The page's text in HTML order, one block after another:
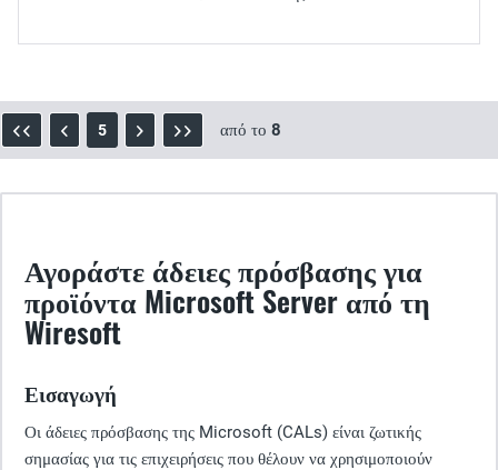
5 από το 8
Αγοράστε άδειες πρόσβασης για
προϊόντα Microsoft Server από τη
Wiresoft
Εισαγωγή
Οι άδειες πρόσβασης της Microsoft (CALs) είναι ζωτικής
σημασίας για τις επιχειρήσεις που θέλουν να χρησιμοποιούν